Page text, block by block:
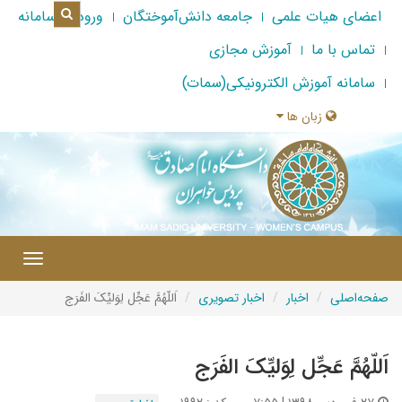
اعضای هیات علمی جامعه دانش‌آموختگان
ورود به سامانه
تماس با ما
آموزش مجازی
سامانه آموزش الکترونیکی(سمات)
زبان ها
صفحه‌اصلی اخبار اخبار تصویری اَللّهُمَّ عَجِّل لِوَلیِّکَ الفَرَج
اَللّهُمَّ عَجِّل لِوَلیِّکَ الفَرَج